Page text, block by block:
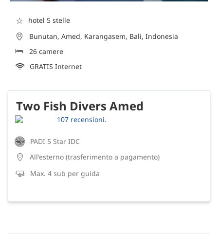
☆
hotel 5 stelle
Bunutan, Amed, Karangasem, Bali, Indonesia
26 camere
GRATIS Internet
Two Fish Divers Amed
107 recensioni.
PADI 5 Star IDC
All'esterno (trasferimento a pagamento)
Max. 4 sub per guida